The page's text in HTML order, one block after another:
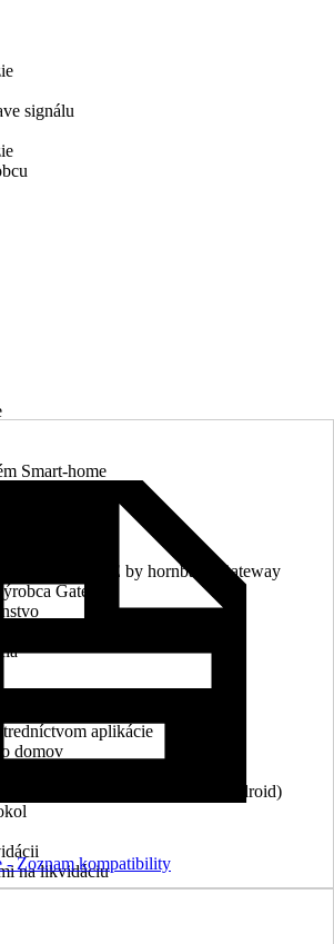
signálu
Smart-home
SMART HOME by hornbach Gateway
Gateway
hornbach Gateway
Hornbach
aplikácie
domov
HOME by hornbach (iOS a Android)
na likvidáciu
- Zoznam kompatibility